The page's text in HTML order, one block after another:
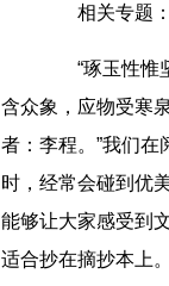
相关专题：“
“琢玉性惟
含众象，应物受寒
者：李程。”我们在
时，经常会碰到优
能够让大家感受到
适合抄在摘抄本上